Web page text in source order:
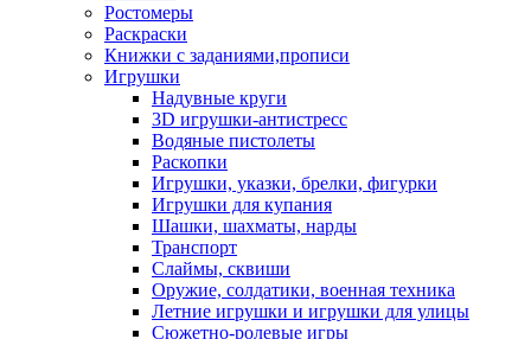
Ростомеры
Раскраски
Книжки с заданиями,прописи
Игрушки
Надувные круги
3D игрушки-антистресс
Водяные пистолеты
Раскопки
Игрушки, указки, брелки, фигурки
Игрушки для купания
Шашки, шахматы, нарды
Транспорт
Слаймы, сквиши
Оружие, солдатики, военная техника
Летние игрушки и игрушки для улицы
Сюжетно-ролевые игры